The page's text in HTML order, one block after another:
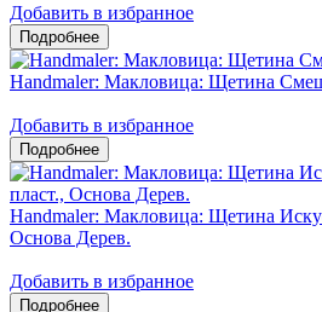
Добавить в избранное
Handmaler: Макловица: Щетина
Добавить в избранное
Handmaler: Макловица: Щетина
Основа Дерев.
Добавить в избранное